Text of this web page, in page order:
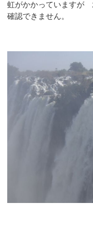
虹がかかっていますが
確認できません。